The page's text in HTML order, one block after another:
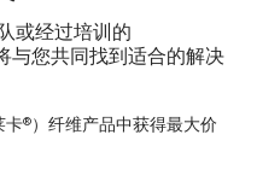
或经过培训的
与您共同找到适合的解决
卡®）纤维产品中获得最大价